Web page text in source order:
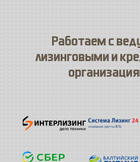
Работаем с
лизинговыми и